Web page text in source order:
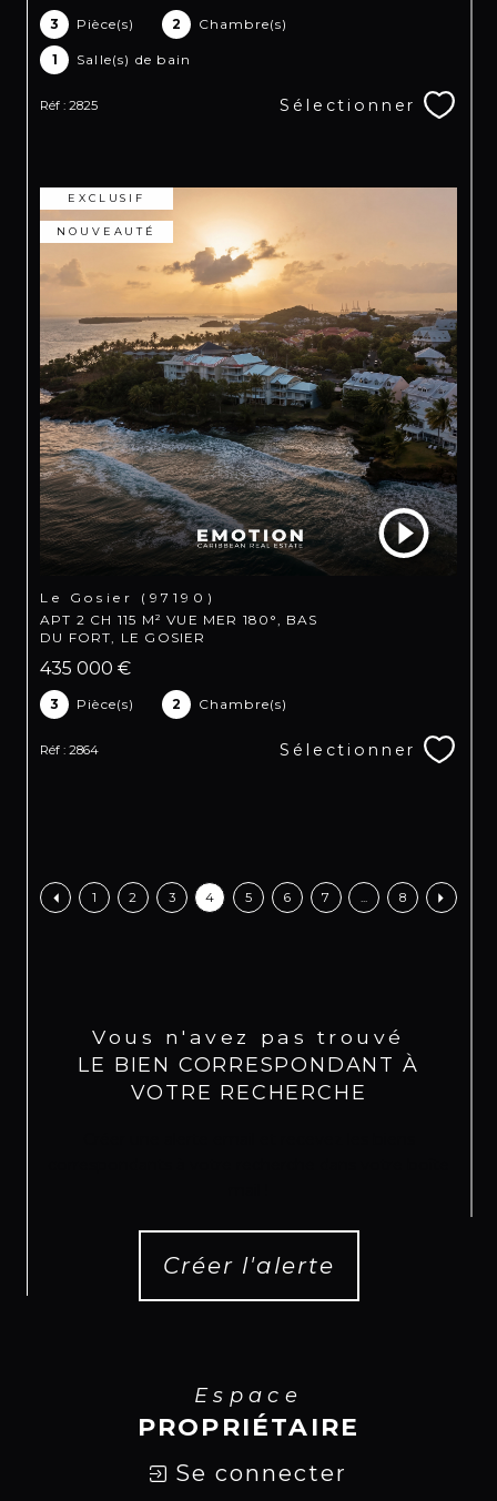
3 Pièce(s) 2 Chambre(s)
1 Salle(s) de bain
Réf : 2825 Sélectionner
EXCLUSIF
NOUVEAUTÉ
Le Gosier (97190)
APT 2 CH 115 M² VUE MER 180°, BAS
DU FORT, LE GOSIER
435 000 €
3 Pièce(s) 2 Chambre(s)
Réf : 2864 Sélectionner
1 2 3 4 5 6 7 ... 8
Vous n'avez pas trouvé
LE BIEN CORRESPONDANT À
VOTRE RECHERCHE
Créer l'alerte
Espace
PROPRIÉTAIRE
Se connecter